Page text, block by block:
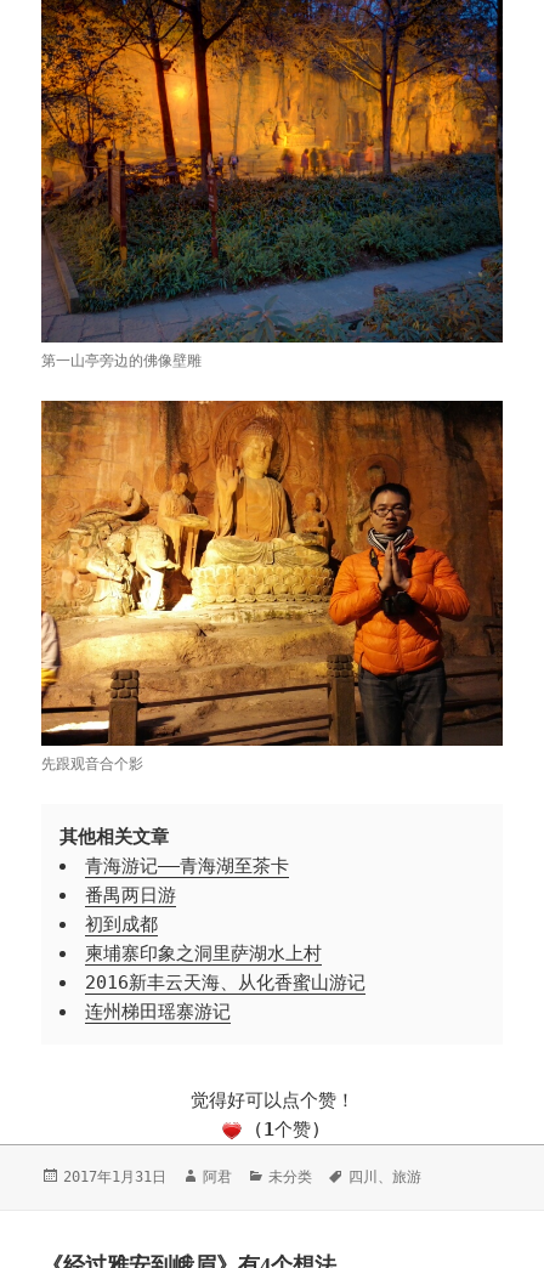
第一山亭旁边的佛像壁雕
先跟观音合个影
其他相关文章
青海游记——青海湖至茶卡
番禺两日游
初到成都
柬埔寨印象之洞里萨湖水上村
2016新丰云天海、从化香蜜山游记
连州梯田瑶寨游记
觉得好可以点个赞！
(1个赞)
发
2017年1月31日
作
阿君
分
未分类
标
四川 、旅游